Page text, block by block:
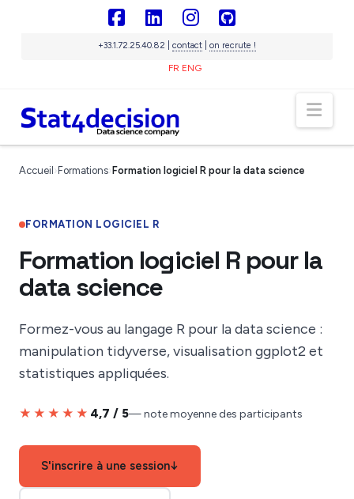
FacebookLinkedInInstagram
+33.1.72.25.40.82 | contact| on recrute !
FR ENG
Accueil› Formations›Formation logiciel R pour la data science
FORMATION LOGICIEL R
Formation logiciel R pour la
data science
Formez-vous au langage R pour la data science :
manipulation tidyverse, visualisation ggplot2 et
statistiques appliquées.
★★★★★ 4,7 / 5— note moyenne des participants
S'inscrire à une session↓
En ligne
Panneau de gestion des cookies